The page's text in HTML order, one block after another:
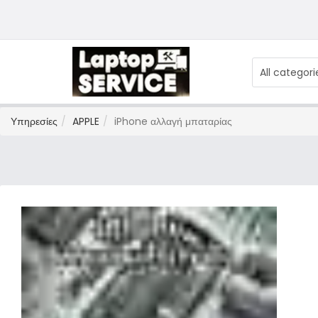
All
Υπηρεσίες APPLE iPhone αλλαγή μπαταρίας